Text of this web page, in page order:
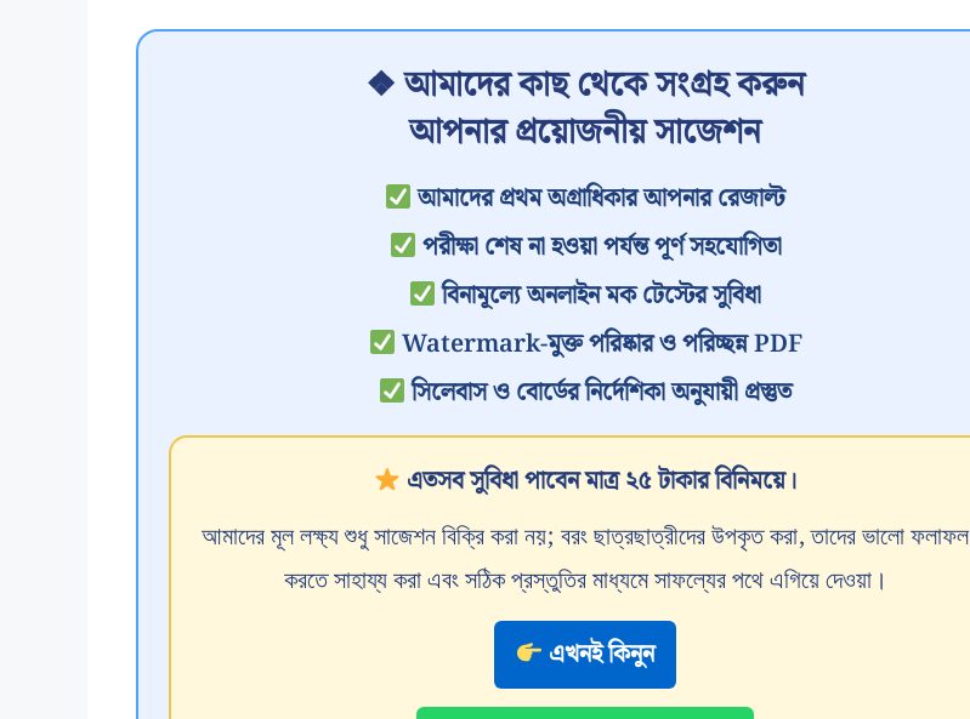
❖ আমাদের কাছ থেকে সংগ্রহ করুন
আপনার প্রয়োজনীয় সাজেশন
আমাদের প্রথম অগ্রাধিকার আপনার রেজাল্ট
পরীক্ষা শেষ না হওয়া পর্যন্ত পূর্ণ সহযোগিতা
বিনামূল্যে অনলাইন মক টেস্টের সুবিধা
Watermark-মুক্ত পরিষ্কার ও পরিচ্ছন্ন PDF
সিলেবাস ও বোর্ডের নির্দেশিকা অনুযায়ী প্রস্তুত
এতসব সুবিধা পাবেন মাত্র ২৫ টাকার বিনিময়ে।
আমাদের মূল লক্ষ্য শুধু সাজেশন বিক্রি করা নয়; বরং ছাত্রছাত্রীদের উপকৃত করা, তাদের ভালো ফলাফল
করতে সাহায্য করা এবং সঠিক প্রস্তুতির মাধ্যমে সাফল্যের পথে এগিয়ে দেওয়া।
এখনই কিনুন